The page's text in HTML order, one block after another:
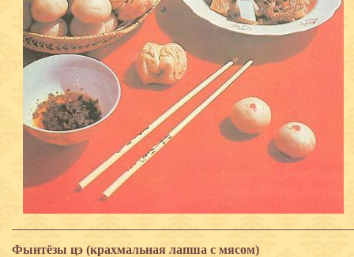
Фынтёзы цэ (крахмальная лапша с мясом)